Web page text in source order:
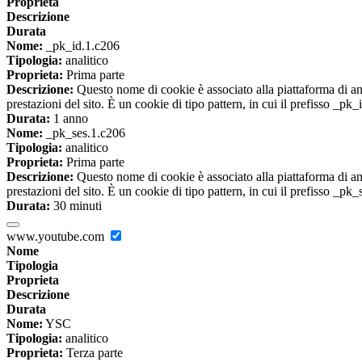
Descrizione
Durata
Nome: _pk_id.1.c206
Tipologia: analitico
Proprieta: Prima parte
Descrizione: Questo nome di cookie è associato alla piattaforma di
prestazioni del sito. È un cookie di tipo pattern, in cui il prefisso
Durata: 1 anno
Nome: _pk_ses.1.c206
Tipologia: analitico
Proprieta: Prima parte
Descrizione: Questo nome di cookie è associato alla piattaforma di
prestazioni del sito. È un cookie di tipo pattern, in cui il prefisso
Durata: 30 minuti
www.youtube.com
Nome
Tipologia
Proprieta
Descrizione
Durata
Nome: YSC
Tipologia: analitico
Proprieta: Terza parte